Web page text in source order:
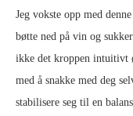
Jeg vokste opp med
bøtte ned på vin og
ikke det kroppen intuitivt
med å snakke med deg
stabilisere seg til en